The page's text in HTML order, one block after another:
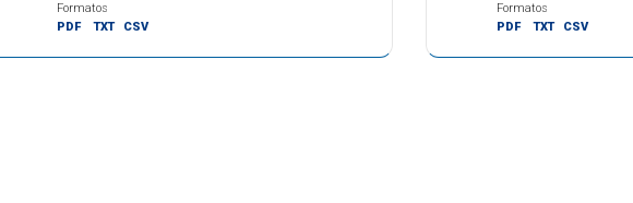
Formatos
PDF
TXT CSV
Formatos
PDF
TXT CSV